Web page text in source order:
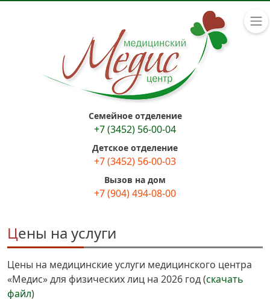
Семейное отделение
+7 (3452) 56-00-04
Детское отделение
+7 (3452) 56-00-03
Вызов на дом
+7 (904) 494-08-00
Цены на услуги
Цены на медицинские услуги медицинского центра
«Медис» для физических лиц на 2026 год (скачать
файл)